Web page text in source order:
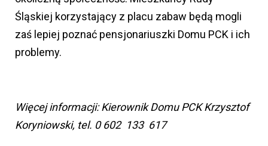
Śląskiej korzystający z placu zabaw będą mogli
zaś lepiej poznać pensjonariuszki Domu PCK i ich
problemy.
Więcej informacji: Kierownik Domu PCK Krzysztof
Koryniowski, tel. 0 602 133 617